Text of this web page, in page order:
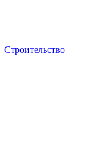
Строительство